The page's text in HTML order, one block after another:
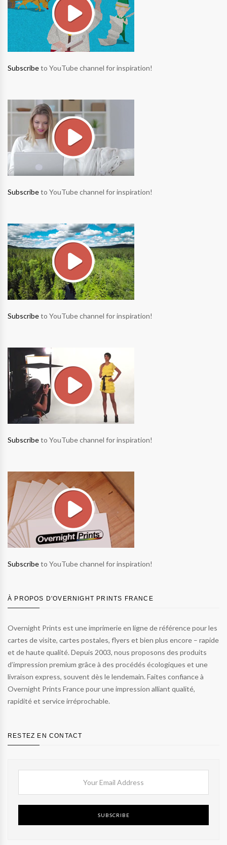
Subscribeto YouTube channel for inspiration!
Subscribeto YouTube channel for inspiration!
Subscribeto YouTube channel for inspiration!
Subscribeto YouTube channel for inspiration!
Subscribeto YouTube channel for inspiration!
À PROPOS D'OVERNIGHT PRINTS FRANCE
Overnight Prints est une imprimerie en ligne de référence pour les
cartes de visite, cartes postales, flyers et bien plus encore – rapide
et de haute qualité. Depuis 2003, nous proposons des produits
d’impression premium grâce à des procédés écologiques et une
livraison express, souvent dès le lendemain. Faites confiance à
Overnight Prints France pour une impression alliant qualité,
rapidité et service irréprochable.
RESTEZ EN CONTACT
SUBSCRIBE